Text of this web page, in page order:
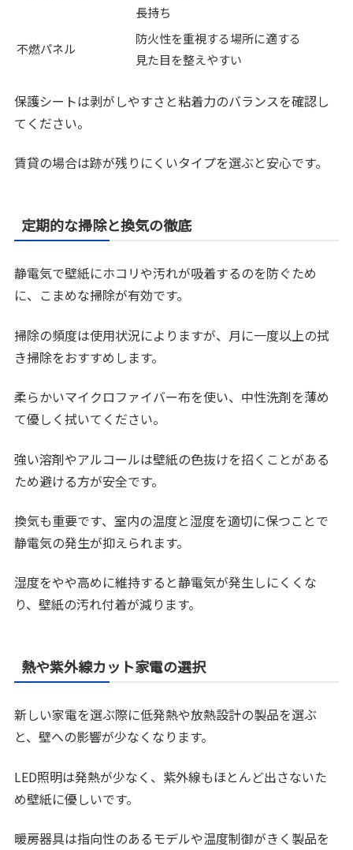
長持ち
不燃パネル
防火性を重視する場所に適する
見た目を整えやすい
保護シートは剥がしやすさと粘着力のバランスを確認し
てください。
賃貸の場合は跡が残りにくいタイプを選ぶと安心です。
定期的な掃除と換気の徹底
静電気で壁紙にホコリや汚れが吸着するのを防ぐため
に、こまめな掃除が有効です。
掃除の頻度は使用状況によりますが、月に一度以上の拭
き掃除をおすすめします。
柔らかいマイクロファイバー布を使い、中性洗剤を薄め
て優しく拭いてください。
強い溶剤やアルコールは壁紙の色抜けを招くことがある
ため避ける方が安全です。
換気も重要です、室内の温度と湿度を適切に保つことで
静電気の発生が抑えられます。
湿度をやや高めに維持すると静電気が発生しにくくな
り、壁紙の汚れ付着が減ります。
熱や紫外線カット家電の選択
新しい家電を選ぶ際に低発熱や放熱設計の製品を選ぶ
と、壁への影響が少なくなります。
LED照明は発熱が少なく、紫外線もほとんど出さないた
め壁紙に優しいです。
暖房器具は指向性のあるモデルや温度制御がきく製品を